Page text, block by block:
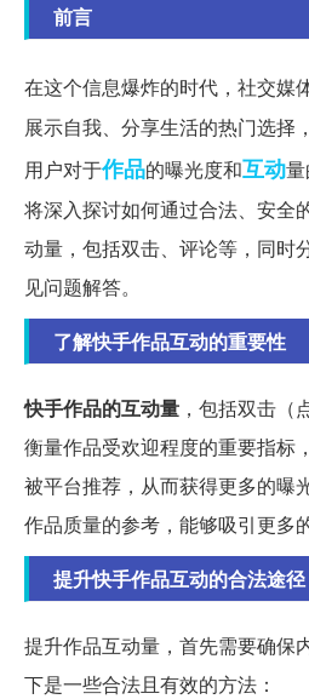
前言
在这个信息爆炸的时代，社交媒
展示自我、分享生活的热门选择
用户对于作品的曝光度和互动
将深入探讨如何通过合法、安全
动量，包括双击、评论等，同时
见问题解答。
了解快手作品互动的重要性
快手作品的互动量 ，包括双击（
衡量作品受欢迎程度的重要指标
被平台推荐，从而获得更多的曝
作品质量的参考，能够吸引更多
提升快手作品互动的合法途径
提升作品互动量，首先需要确保
下是一些合法且有效的方法：